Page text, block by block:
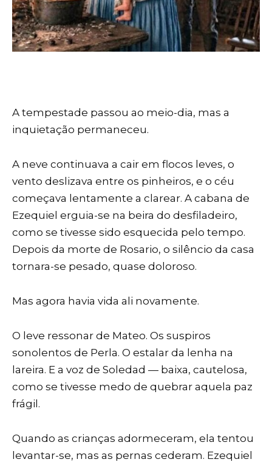
A tempestade passou ao meio-dia, mas a
inquietação permaneceu.
A neve continuava a cair em flocos leves, o
vento deslizava entre os pinheiros, e o céu
começava lentamente a clarear. A cabana de
Ezequiel erguia-se na beira do desfiladeiro,
como se tivesse sido esquecida pelo tempo.
Depois da morte de Rosario, o silêncio da casa
tornara-se pesado, quase doloroso.
Mas agora havia vida ali novamente.
O leve ressonar de Mateo. Os suspiros
sonolentos de Perla. O estalar da lenha na
lareira. E a voz de Soledad — baixa, cautelosa,
como se tivesse medo de quebrar aquela paz
frágil.
Quando as crianças adormeceram, ela tentou
levantar-se, mas as pernas cederam. Ezequiel